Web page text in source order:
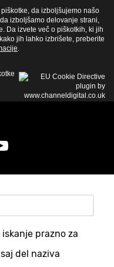
prazno za
del naziva
da izboljšujemo našo
izboljšamo delovanje strani,
Da izvete več o piškotkih, ki jih
jih lahko izbrišete, preberite
.